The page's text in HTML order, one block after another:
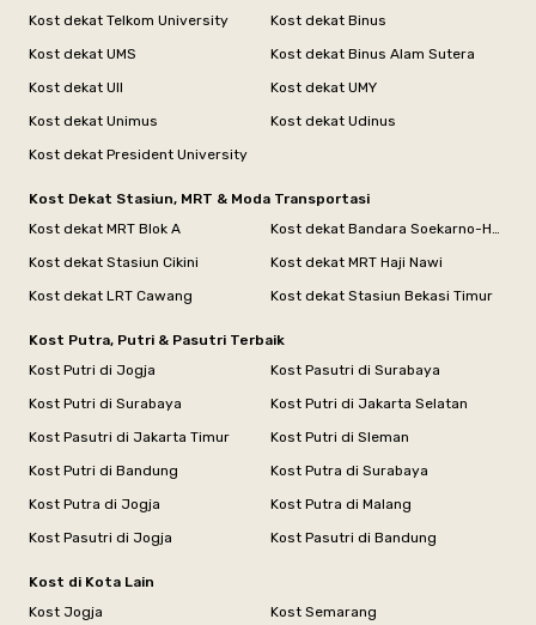
Kost dekat Telkom University
Kost dekat Binus
Kost dekat UMS
Kost dekat Binus Alam Sutera
Kost dekat UII
Kost dekat UMY
Kost dekat Unimus
Kost dekat Udinus
Kost dekat President University
Kost Dekat Stasiun, MRT & Moda Transportasi
Kost dekat MRT Blok A
Kost dekat Bandara Soekarno-Hatta
Kost dekat Stasiun Cikini
Kost dekat MRT Haji Nawi
Kost dekat LRT Cawang
Kost dekat Stasiun Bekasi Timur
Kost Putra, Putri & Pasutri Terbaik
Kost Putri di Jogja
Kost Pasutri di Surabaya
Kost Putri di Surabaya
Kost Putri di Jakarta Selatan
Kost Pasutri di Jakarta Timur
Kost Putri di Sleman
Kost Putri di Bandung
Kost Putra di Surabaya
Kost Putra di Jogja
Kost Putra di Malang
Kost Pasutri di Jogja
Kost Pasutri di Bandung
Kost di Kota Lain
Kost Jogja
Kost Semarang